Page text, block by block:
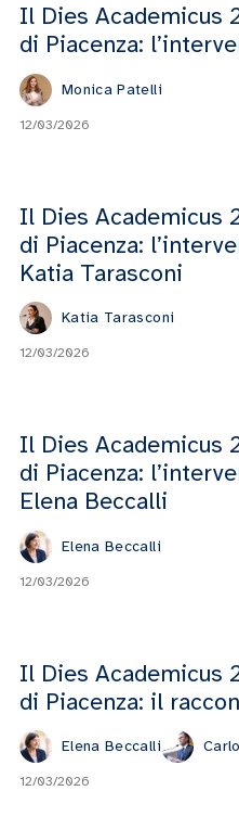
Il Dies Academicus
di Piacenza:
Monica Patelli
12/03/2026
Il Dies Academicus
di Piacenza:
Katia Tarasconi
Katia Tarasconi
12/03/2026
Il Dies Academicus
di Piacenza:
Elena Beccalli
Elena Beccalli
12/03/2026
Il Dies Academicus
di Piacenza: il
Elena Beccalli
12/03/2026